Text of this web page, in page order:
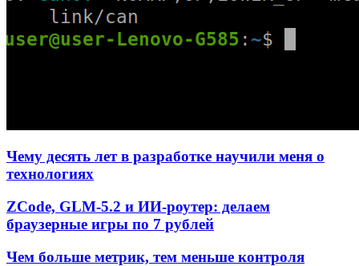
Чему десять лет в разработке научили меня о
технологиях
ZCode, GLM-5.2 и ИИ-роутер: делаем
браузерные игры по 7 рублей
Чем больше метрик, тем меньше контроля